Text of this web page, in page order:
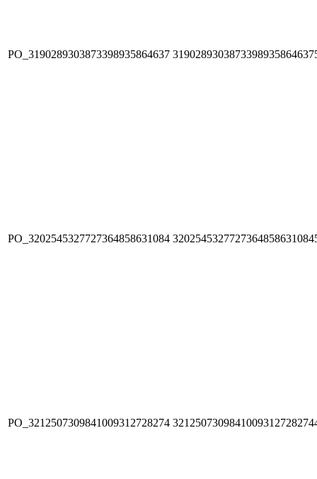
PO_3190289303873398935864637
PO_3202545327727364858631084
PO_3212507309841009312728274